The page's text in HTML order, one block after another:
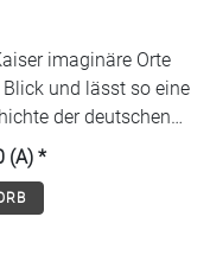
imaginäre Orte
und lässt so eine
der deutschen
der letzten 300
(A) *